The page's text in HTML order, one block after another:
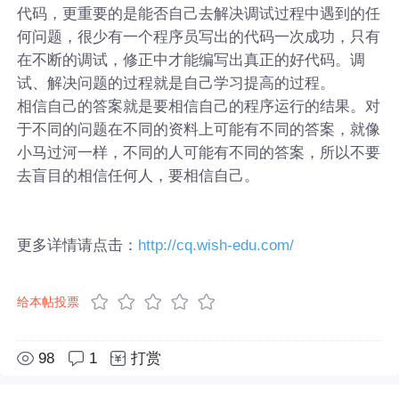
代码，更重要的是能否自己去解决调试过程中遇到的任
何问题，很少有一个程序员写出的代码一次成功，只有
在不断的调试，修正中才能编写出真正的好代码。调
试、解决问题的过程就是自己学习提高的过程。
相信自己的答案就是要相信自己的程序运行的结果。对
于不同的问题在不同的资料上可能有不同的答案，就像
小马过河一样，不同的人可能有不同的答案，所以不要
去盲目的相信任何人，要相信自己。
更多详情请点击： http://cq.wish-edu.com/
给本帖投票
98 1 打赏